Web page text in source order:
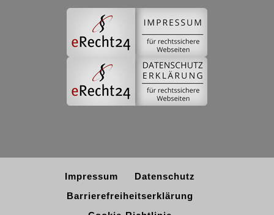
Impressum
Datenschutz
Barrierefreiheitserklärung